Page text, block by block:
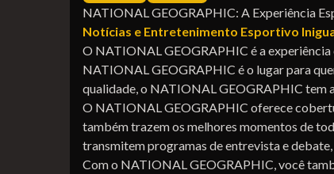
NATIONAL GEOGRAPHIC: A Experiência
Notícias e Entretenimento Esportivo
O NATIONAL GEOGRAPHIC é a
NATIONAL GEOGRAPHIC é o lugar para
qualidade, o NATIONAL GEOGRAPHIC tem
O NATIONAL GEOGRAPHIC oferece
também trazem os melhores momentos de
transmitem programas de entrevista e
Com o NATIONAL GEOGRAPHIC, você